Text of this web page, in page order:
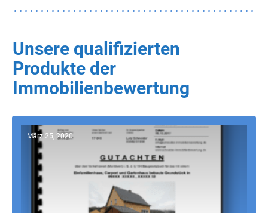
Unsere qualifizierten
Produkte der
Immobilienbewertung
März 25, 2020